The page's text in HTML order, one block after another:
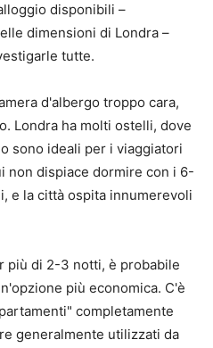
disponibili –
dimensioni di Londra –
tutte.
d'albergo troppo cara,
Londra ha molti ostelli, dove
sono ideali per i viaggiatori
non dispiace dormire con i 6-
e la città ospita innumerevoli
più di 2-3 notti, è probabile
più economica. C'è
completamente
generalmente utilizzati da